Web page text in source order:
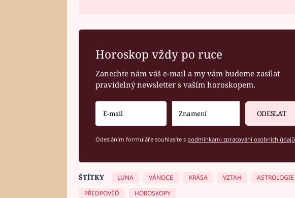
Horoskop vždy po ruce
Zanechte nám váš e-mail a my vám budeme zasílat
pravidelný newsletter s vaším horoskopem.
ODESLAT
Odesláním formuláře souhlasíte s podmínkami zpracování osobních údajů
ŠTÍTKY LUNA VÁNOCE KRÁSA VZTAH
ASTROLOGIE
PŘEDPOVĚĎ
HOROSKOPY